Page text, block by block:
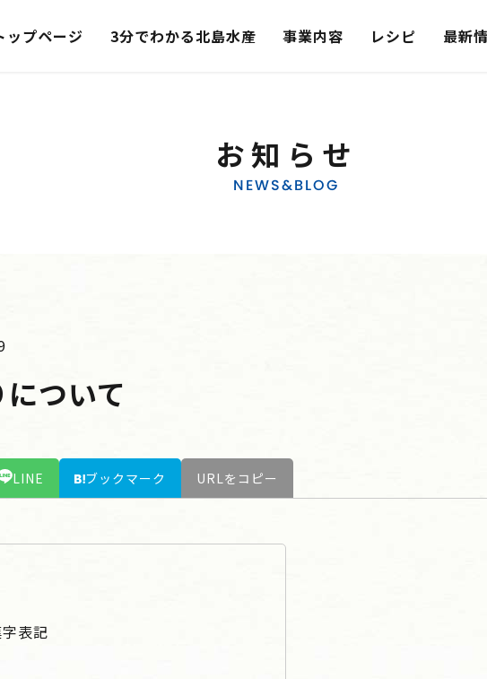
ップページ 3分でわかる北島水産 事業内容 レシピ 最新
お知らせ
NEWS&BLOG
ついて
LINE ブックマーク URLをコピー
表記